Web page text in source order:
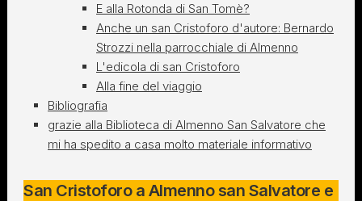
E alla Rotonda di San Tomè?
Anche un san Cristoforo d'autore: Bernardo
Strozzi nella parrocchiale di Almenno
L'edicola di san Cristoforo
Alla fine del viaggio
Bibliografia
grazie alla Biblioteca di Almenno San Salvatore che
mi ha spedito a casa molto materiale informativo
San Cristoforo a Almenno san Salvatore e